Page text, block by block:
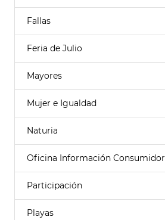
Fallas
Feria de Julio
Mayores
Mujer e Igualdad
Naturia
Oficina Información Consumidor
Participación
Playas